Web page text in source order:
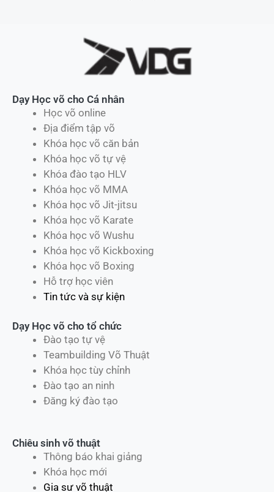
Dạy Học võ cho Cá nhân
Học võ online
Địa điểm tập võ
Khóa học võ căn bản
Khóa học võ tự vệ
Khóa đào tạo HLV
Khóa học võ MMA
Khóa học võ Jit-jitsu
Khóa học võ Karate
Khóa học võ Wushu
Khóa học võ Kickboxing
Khóa học võ Boxing
Hỗ trợ học viên
Tin tức và sự kiện
Dạy Học võ cho tổ chức
Đào tạo tự vệ
Teambuilding Võ Thuật
Khóa học tùy chỉnh
Đào tạo an ninh
Đăng ký đào tạo
Chiêu sinh võ thuật
Thông báo khai giảng
Khóa học mới
Gia sư võ thuật